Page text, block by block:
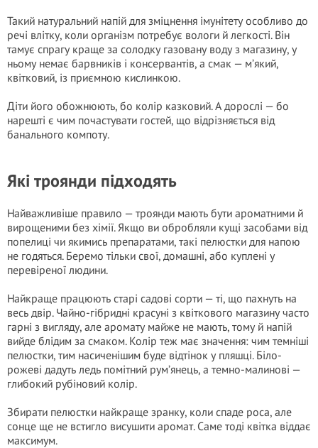
Такий натуральний напій для зміцнення імунітету особливо до
речі влітку, коли організм потребує вологи й легкості. Він
тамує спрагу краще за солодку газовану воду з магазину, у
ньому немає барвників і консервантів, а смак — м’який,
квітковий, із приємною кислинкою.
Діти його обожнюють, бо колір казковий. А дорослі — бо
нарешті є чим почастувати гостей, що відрізняється від
банального компоту.
Які троянди підходять
Найважливіше правило — троянди мають бути ароматними й
вирощеними без хімії. Якщо ви обробляли кущі засобами від
попелиці чи якимись препаратами, такі пелюстки для напою
не годяться. Беремо тільки свої, домашні, або куплені у
перевіреної людини.
Найкраще працюють старі садові сорти — ті, що пахнуть на
весь двір. Чайно-гібридні красуні з квіткового магазину часто
гарні з вигляду, але аромату майже не мають, тому й напій
вийде блідим за смаком. Колір теж має значення: чим темніші
пелюстки, тим насиченішим буде відтінок у пляшці. Біло-
рожеві дадуть ледь помітний рум’янець, а темно-малинові —
глибокий рубіновий колір.
Збирати пелюстки найкраще зранку, коли спаде роса, але
сонце ще не встигло висушити аромат. Саме тоді квітка віддає
максимум.